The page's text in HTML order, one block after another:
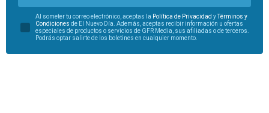
Al someter tu correo electrónico, aceptas la Política de Privacidad yTérminos y
Condiciones de El Nuevo Día. Además, aceptas recibir información u ofertas
especiales de productos o servicios de GFR Media, sus afiliadas o de terceros.
Podrás optar salirte de los boletines en cualquier momento.